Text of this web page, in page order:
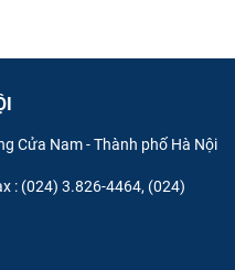
Cửa Nam - Thành phố Hà Nội
: (024) 3.826-4464, (024)